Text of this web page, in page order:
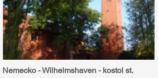
Nemecko - Wilhelmshaven - kostol st.